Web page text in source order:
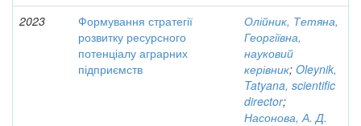
2023
Формування стратегії
розвитку ресурсного
потенціалу аграрних
підприємств
Олійник, Тетяна,
Георгіївна,
науковий
керівник; Oleynik,
Tatyana, scientific
director;
Насонова, А. Д.